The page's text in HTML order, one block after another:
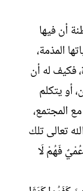
أن فيها
المذمة،
فكيف له أن
أو يتكلم
المجتمع،
تعالى تلك
فَهُمْ لَا